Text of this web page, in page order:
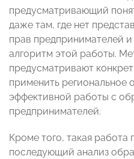
предусматривающий
даже там, где нет
прав предпринимателей
алгоритм этой работы.
предусматривают
применить региональное
эффективной работы с
предпринимателей.
Кроме того, такая работа
последующий анализ